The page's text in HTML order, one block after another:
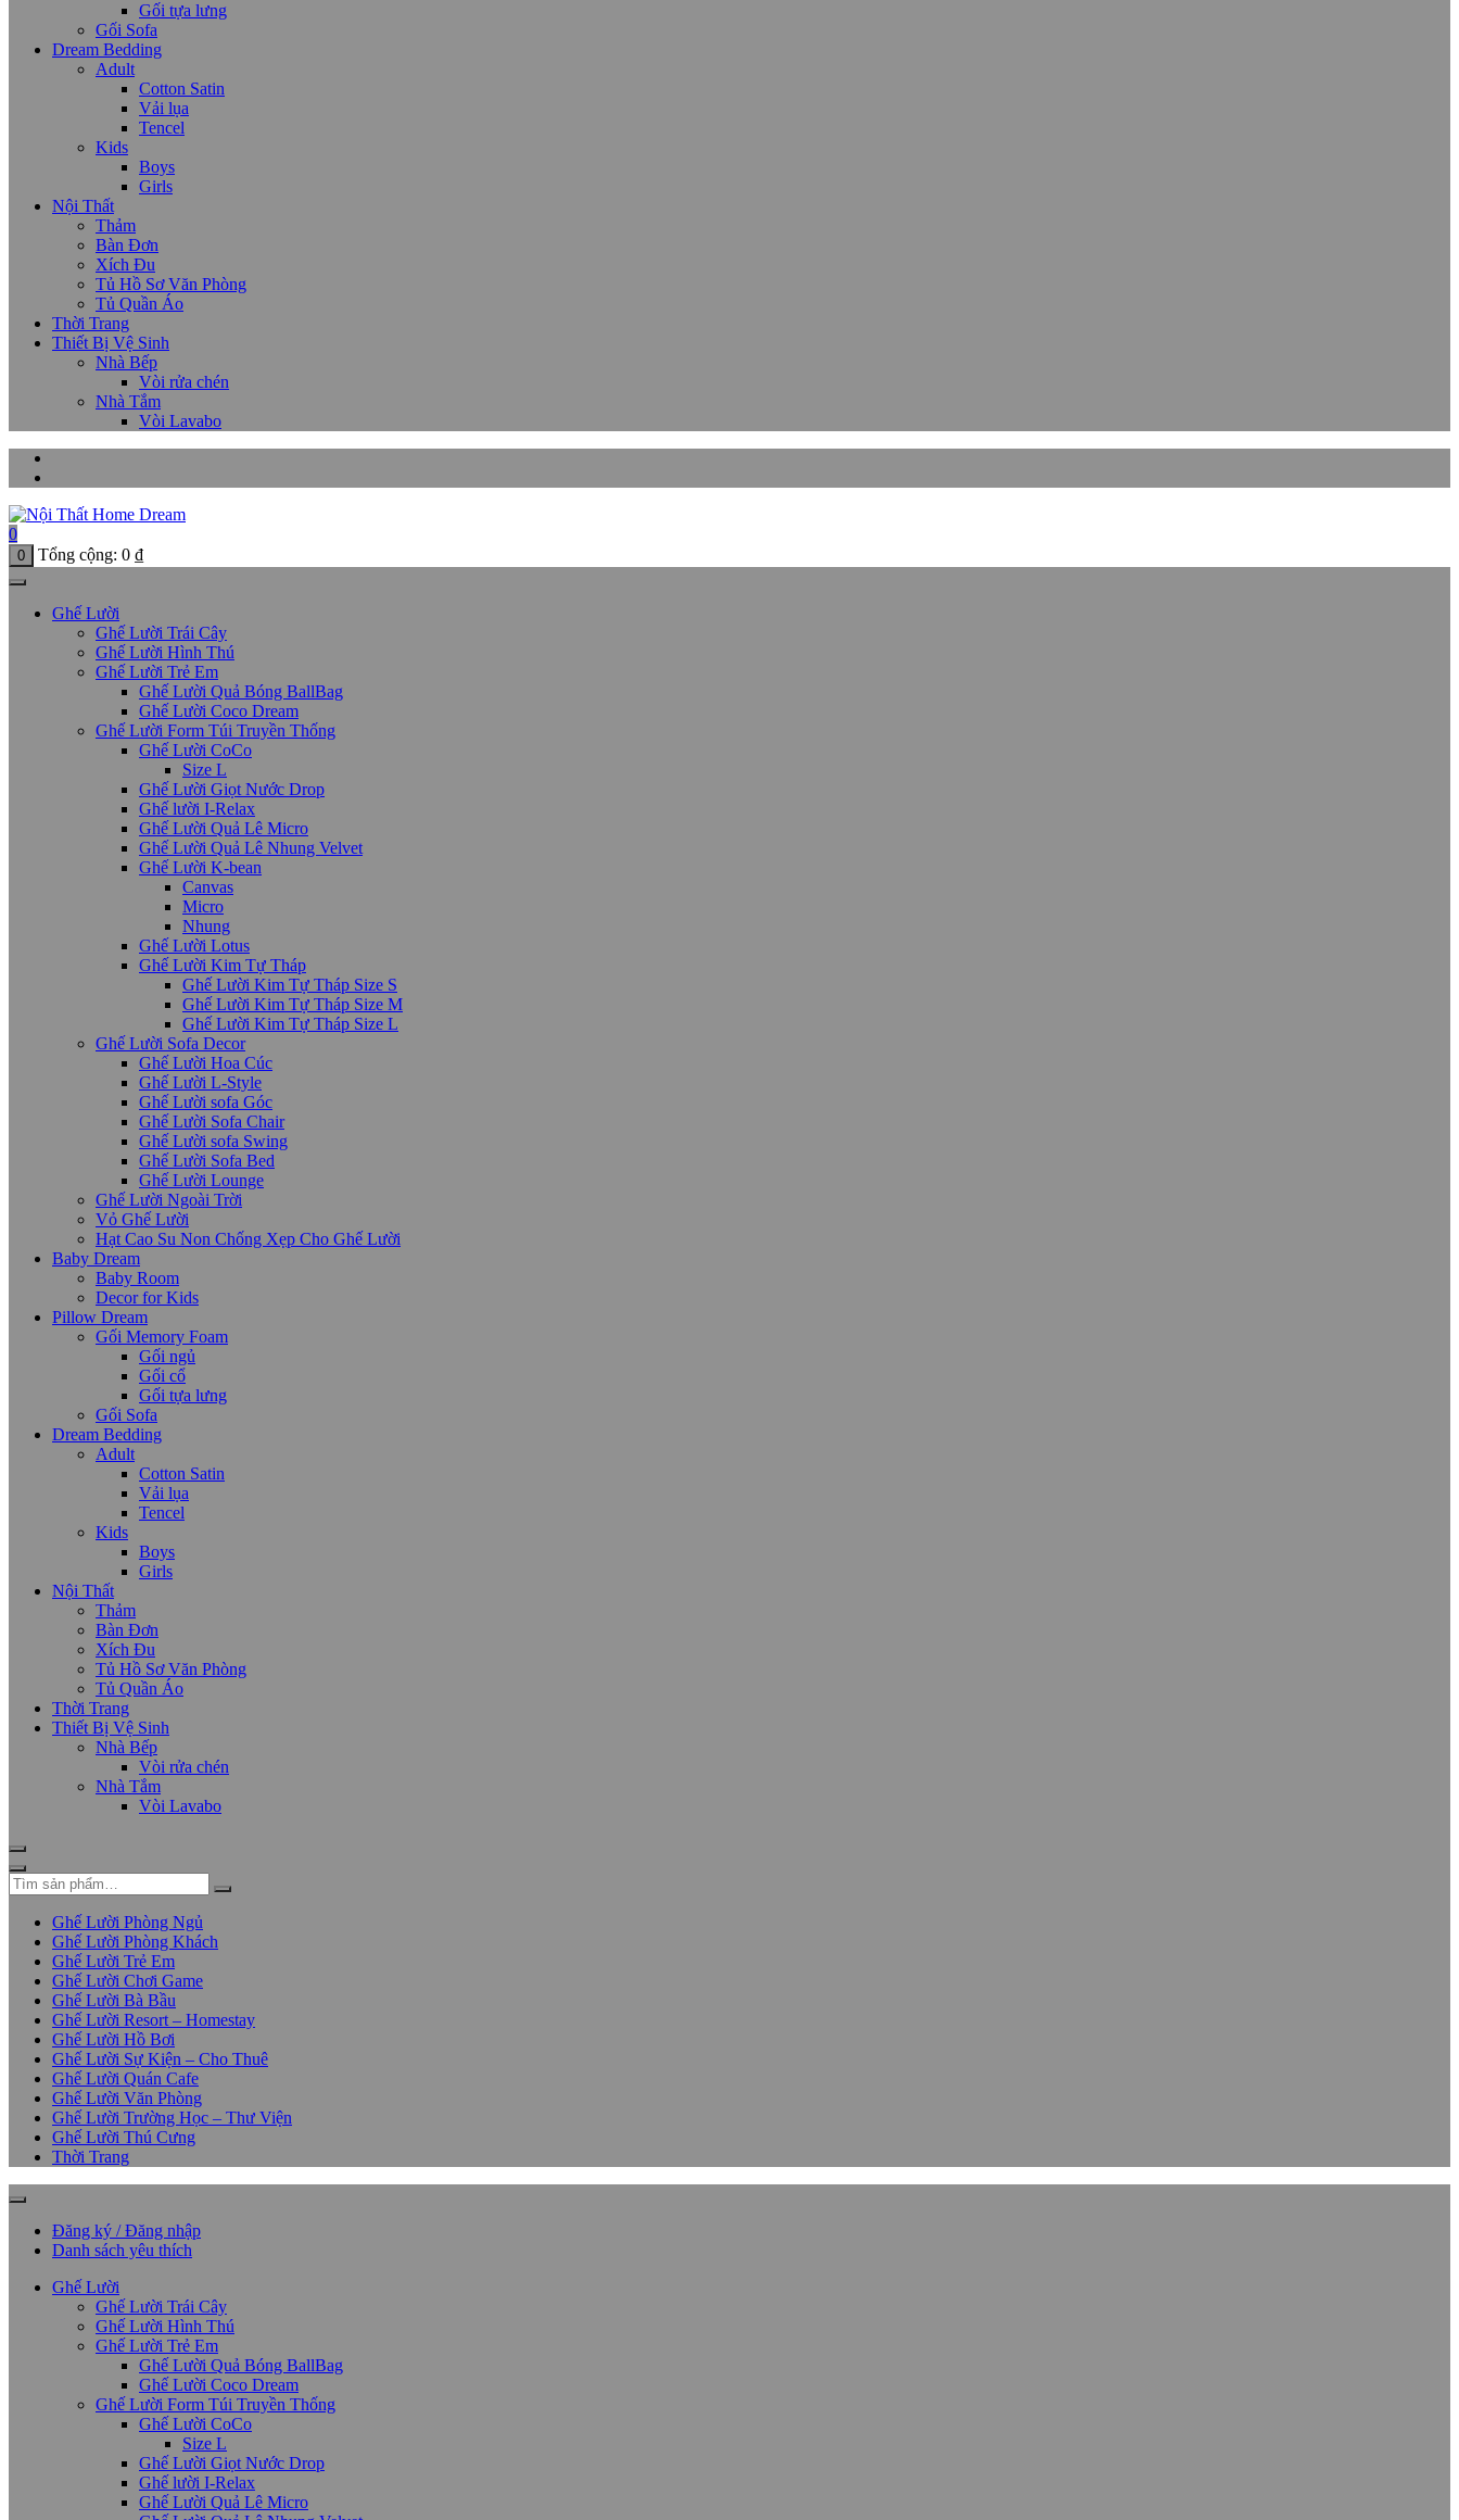
Gối tựa lưng
Gối Sofa
Dream Bedding
Adult
Cotton Satin
Vải lụa
Tencel
Kids
Boys
Girls
Nội Thất
Thảm
Bàn Đơn
Xích Đu
Tủ Hồ Sơ Văn Phòng
Tủ Quần Áo
Thời Trang
Thiết Bị Vệ Sinh
Nhà Bếp
Vòi rửa chén
Nhà Tắm
Vòi Lavabo
0
0 Tổng cộng: 0 ₫
Ghế Lười
Ghế Lười Trái Cây
Ghế Lười Hình Thú
Ghế Lười Trẻ Em
Ghế Lười Quả Bóng BallBag
Ghế Lười Coco Dream
Ghế Lười Form Túi Truyền Thống
Ghế Lười CoCo
Size L
Ghế Lười Giọt Nước Drop
Ghế lười I-Relax
Ghế Lười Quả Lê Micro
Ghế Lười Quả Lê Nhung Velvet
Ghế Lười K-bean
Canvas
Micro
Nhung
Ghế Lười Lotus
Ghế Lười Kim Tự Tháp
Ghế Lười Kim Tự Tháp Size S
Ghế Lười Kim Tự Tháp Size M
Ghế Lười Kim Tự Tháp Size L
Ghế Lười Sofa Decor
Ghế Lười Hoa Cúc
Ghế Lười L-Style
Ghế Lười sofa Góc
Ghế Lười Sofa Chair
Ghế Lười sofa Swing
Ghế Lười Sofa Bed
Ghế Lười Lounge
Ghế Lười Ngoài Trời
Vỏ Ghế Lười
Hạt Cao Su Non Chống Xẹp Cho Ghế Lười
Baby Dream
Baby Room
Decor for Kids
Pillow Dream
Gối Memory Foam
Gối ngủ
Gối cổ
Gối tựa lưng
Gối Sofa
Dream Bedding
Adult
Cotton Satin
Vải lụa
Tencel
Kids
Boys
Girls
Nội Thất
Thảm
Bàn Đơn
Xích Đu
Tủ Hồ Sơ Văn Phòng
Tủ Quần Áo
Thời Trang
Thiết Bị Vệ Sinh
Nhà Bếp
Vòi rửa chén
Nhà Tắm
Vòi Lavabo
Ghế Lười Phòng Ngủ
Ghế Lười Phòng Khách
Ghế Lười Trẻ Em
Ghế Lười Chơi Game
Ghế Lười Bà Bầu
Ghế Lười Resort – Homestay
Ghế Lười Hồ Bơi
Ghế Lười Sự Kiện – Cho Thuê
Ghế Lười Quán Cafe
Ghế Lười Văn Phòng
Ghế Lười Trường Học – Thư Viện
Ghế Lười Thú Cưng
Thời Trang
Đăng ký / Đăng nhập
Danh sách yêu thích
Ghế Lười
Ghế Lười Trái Cây
Ghế Lười Hình Thú
Ghế Lười Trẻ Em
Ghế Lười Quả Bóng BallBag
Ghế Lười Coco Dream
Ghế Lười Form Túi Truyền Thống
Ghế Lười CoCo
Size L
Ghế Lười Giọt Nước Drop
Ghế lười I-Relax
Ghế Lười Quả Lê Micro